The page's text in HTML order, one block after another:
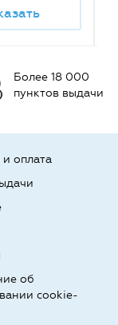
Более 18 000
пунктов выдачи
оплата
об
cookie-